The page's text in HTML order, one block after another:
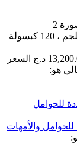
د.ج السعر
هو:
للحوامل والأمهات